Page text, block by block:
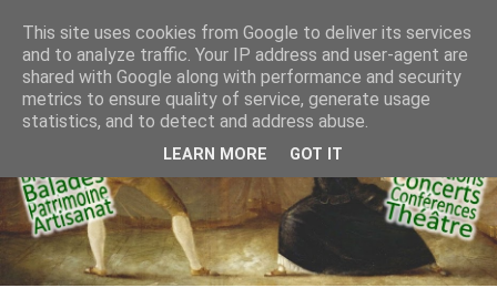
This site uses cookies from Google to deliver its services
and to analyze traffic. Your IP address and user-agent are
shared with Google along with performance and security
metrics to ensure quality of service, generate usage
statistics, and to detect and address abuse.
LEARN MORE GOT IT